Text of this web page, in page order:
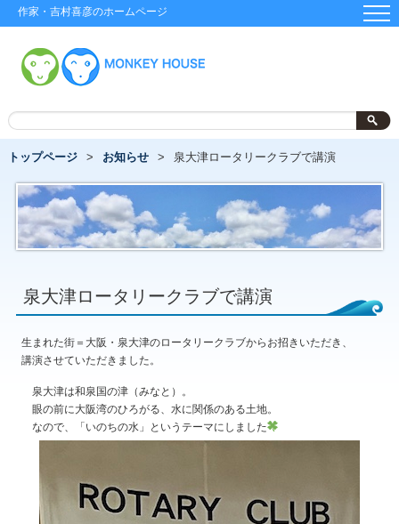
作家・吉村喜彦のホームページ
トップページ お知らせ 泉大津ロータリークラブで講演
泉大津ロータリークラブで講演
生まれた街＝大阪・泉大津のロータリークラブからお招きいただき、
講演させていただきました。
泉大津は和泉国の津（みなと）。
眼の前に大阪湾のひろがる、水に関係のある土地。
なので、「いのちの水」というテーマにしました